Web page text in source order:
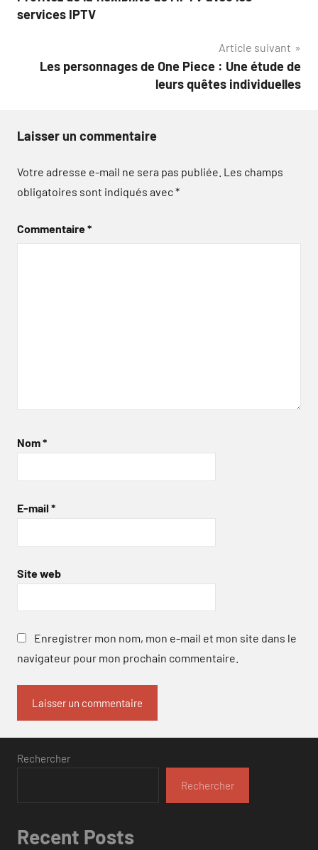
de
services IPTV
Article suivant
Les personnages de One Piece : Une étude de
leurs quêtes individuelles
Laisser un commentaire
Votre adresse e-mail ne sera pas publiée. Les champs
obligatoires sont indiqués avec*
Commentaire*
Nom*
E-mail *
Site web
Enregistrer mon nom, mon e-mail et mon site dans le
navigateur pour mon prochain commentaire.
Rechercher
Rechercher
Recent Posts